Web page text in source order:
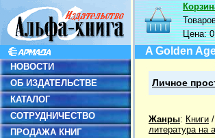
НОВОСТИ
ОБ ИЗДАТЕЛЬСТВЕ
КАТАЛОГ
СОТРУДНИЧЕСТВО
ПРОДАЖА КНИГ
Цена:
A Golden
Личное
Жанры: Книги /
литература на